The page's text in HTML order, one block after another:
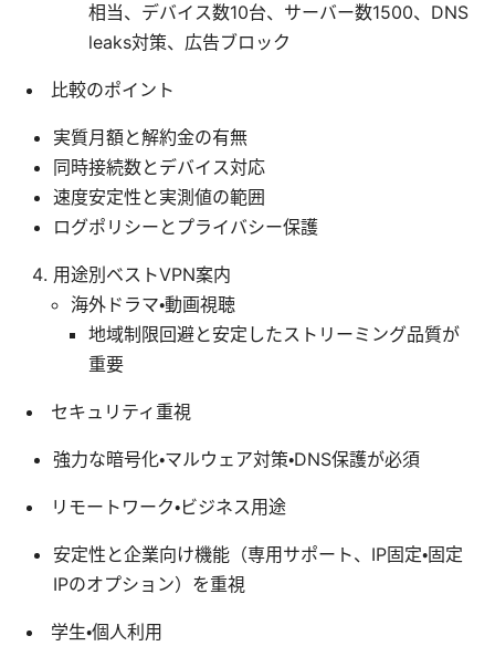
相当、デバイス数10台、サーバー数1500、DNS
leaks対策、広告ブロック
比較のポイント
実質月額と解約金の有無
同時接続数とデバイス対応
速度安定性と実測値の範囲
ログポリシーとプライバシー保護
用途別ベストVPN案内
海外ドラマ・動画視聴
地域制限回避と安定したストリーミング品質が
重要
セキュリティ重視
強力な暗号化・マルウェア対策・DNS保護が必須
リモートワーク・ビジネス用途
安定性と企業向け機能（専用サポート、IP固定・固定
IPのオプション）を重視
学生・個人利用